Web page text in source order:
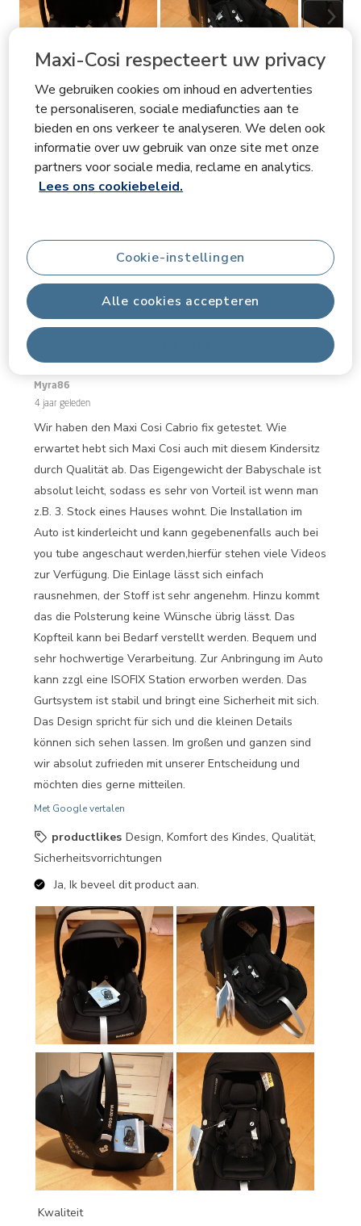
Maxi-Cosi respecteert uw privacy
We gebruiken cookies om inhoud en advertenties
te personaliseren, sociale mediafuncties aan te
bieden en ons verkeer te analyseren. We delen ook
informatie over uw gebruik van onze site met onze
partners voor sociale media, reclame en analytics.
Lees ons cookiebeleid.
Alle cookies accepteren
Cookie-instellingen
Beoordelingen filteren
Onderwerpen en beoordelingen zoeken per regio
Filters Meest relevant
tot
van
177
Beoordelingen.
1– 3 van 177 Beoordelingen
Fliegengewicht, sehr hochwertige Babyschale
Myra86
4 jaar geleden
Wir haben den Maxi Cosi Cabrio fix getestet. Wie
erwartet hebt sich Maxi Cosi auch mit diesem Kindersitz
durch Qualität ab. Das Eigengewicht der Babyschale ist
absolut leicht, sodass es sehr von Vorteil ist wenn man
z.B. 3. Stock eines Hauses wohnt. Die Installation im
Auto ist kinderleicht und kann gegebenenfalls auch bei
you tube angeschaut werden,hierfür stehen viele Videos
zur Verfügung. Die Einlage lässt sich einfach
rausnehmen, der Stoff ist sehr angenehm. Hinzu kommt
das die Polsterung keine Wünsche übrig lässt. Das
Kopfteil kann bei Bedarf verstellt werden. Bequem und
sehr hochwertige Verarbeitung. Zur Anbringung im Auto
kann zzgl eine ISOFIX Station erworben werden. Das
Gurtsystem ist stabil und bringt eine Sicherheit mit sich.
Das Design spricht für sich und die kleinen Details
können sich sehen lassen. Im großen und ganzen sind
wir absolut zufrieden mit unserer Entscheidung und
möchten dies gerne mitteilen.
Met Google vertalen
productlikes Design, Komfort des Kindes, Qualität,
Sicherheitsvorrichtungen
Ja, Ik beveel dit product aan.
Kwaliteit